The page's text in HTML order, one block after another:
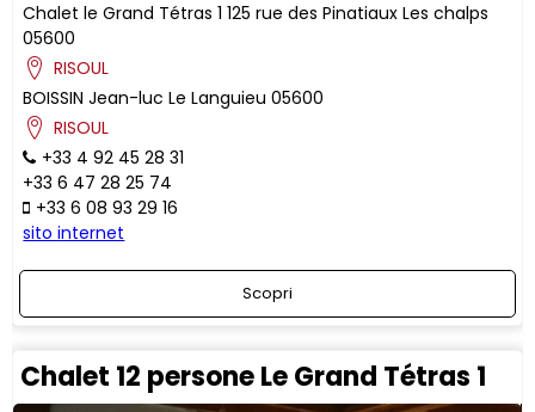
Chalet le Grand Tétras 1 125 rue des Pinatiaux Les chalps
05600
RISOUL
BOISSIN Jean-luc Le Languieu 05600
RISOUL
+33 4 92 45 28 31
+33 6 47 28 25 74
+33 6 08 93 29 16
sito internet
Scopri
Chalet 12 persone Le Grand Tétras 1